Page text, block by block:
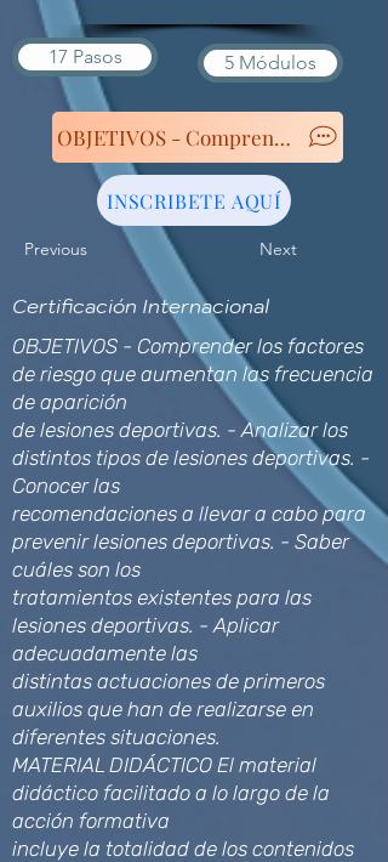
17 Pasos 5 Módulos
OBJETIVOS - Comprender los
INSCRIBETE AQUÍ
Previous Next
Certificación Internacional
OBJETIVOS - Comprender los factores
de riesgo que aumentan las frecuencia
de aparición
de lesiones deportivas. - Analizar los
distintos tipos de lesiones deportivas. -
Conocer las
recomendaciones a llevar a cabo para
prevenir lesiones deportivas. - Saber
cuáles son los
tratamientos existentes para las
lesiones deportivas. - Aplicar
adecuadamente las
distintas actuaciones de primeros
auxilios que han de realizarse en
diferentes situaciones.
MATERIAL DIDÁCTICO El material
didáctico facilitado a lo largo de la
acción formativa
incluye la totalidad de los contenidos